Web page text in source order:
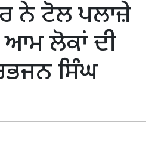
ਨੇ ਟੋਲ ਪਲਾਜ਼ੇ
ਲੋਕਾਂ ਦੀ
ਸਿੰਘ